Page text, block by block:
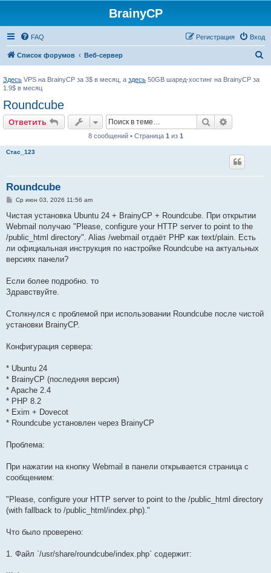
BrainyCP
FAQ Вход
Регистрация
Список форумов Веб-сервер
Здесь VPS на BrainyCP за 3$ в месяц, а здесь 50GB шаред-хостинг на BrainyCP за
1.9$ в месяц
Roundcube
Ответить Поиск
8 сообщений • Страница 1 из 1
Стас_123
Roundcube
С
о
щ
е
и
е
Ср июн 03, 2026 11:56 am
Чистая установка Ubuntu 24 + BrainyCP + Roundcube. При открытии
Webmail получаю "Please, configure your HTTP server to point to the
/public_html directory". Alias /webmail отдаёт PHP как text/plain. Есть
ли официальная инструкция по настройке Roundcube на актуальных
версиях панели?
Если более подробно. то
Здравствуйте.
Столкнулся с проблемой при использовании Roundcube после чистой
установки BrainyCP.
Конфигурация сервера:
* Ubuntu 24
* BrainyCP (последняя версия)
* Apache 2.4
* PHP 8.2
* Exim + Dovecot
* Roundcube установлен через BrainyCP
Проблема:
При нажатии на кнопку Webmail в панели открывается страница с
сообщением:
"Please, configure your HTTP server to point to the /public_html directory
(with fallback to /public_html/index.php)."
Что было проверено:
1. Файл `/usr/share/roundcube/index.php` содержит: